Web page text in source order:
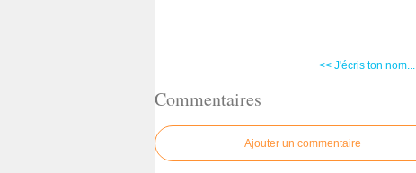
<< J'écris ton nom...
Commentaires
Ajouter un commentaire